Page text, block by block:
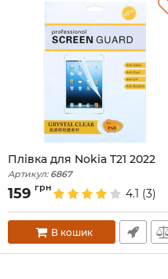
Плівка для Nokia T21 2022
Артикул:6867
159 грн 4.1 (3)
В кошик